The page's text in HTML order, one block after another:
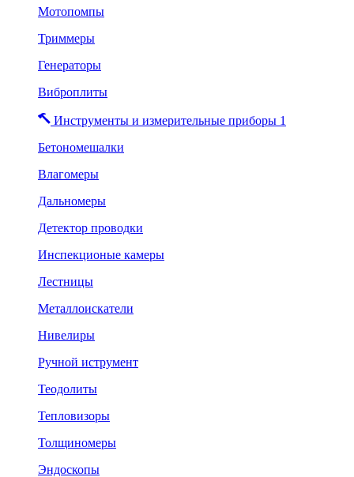
Мотопомпы
Триммеры
Генераторы
Виброплиты
Инструменты и измерительные приборы 1
Бетономешалки
Влагомеры
Дальномеры
Детектор проводки
Инспекционые камеры
Лестницы
Металлоискатели
Нивелиры
Ручной иструмент
Теодолиты
Тепловизоры
Толщиномеры
Эндоскопы